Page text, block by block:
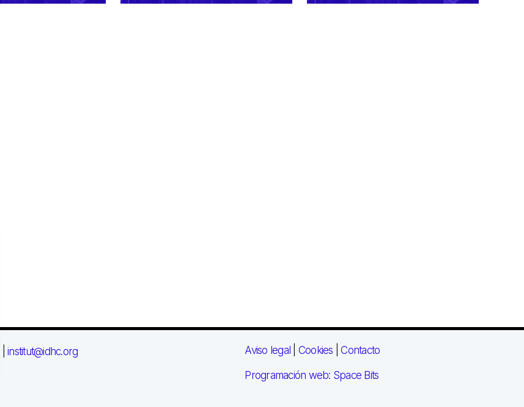
institut@idhc.org Aviso legal Cookies |Contacto
Programación web: Space Bits